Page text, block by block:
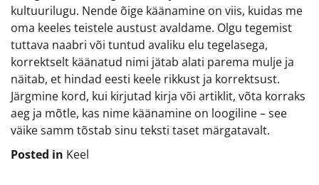
kultuurilugu. Nende õige käänamine on viis, kuidas me
oma keeles teistele austust avaldame. Olgu tegemist
tuttava naabri või tuntud avaliku elu tegelasega,
korrektselt käänatud nimi jätab alati parema mulje ja
näitab, et hindad eesti keele rikkust ja korrektsust.
Järgmine kord, kui kirjutad kirja või artiklit, võta korraks
aeg ja mõtle, kas nime käänamine on loogiline – see
väike samm tõstab sinu teksti taset märgatavalt.
Posted in Keel